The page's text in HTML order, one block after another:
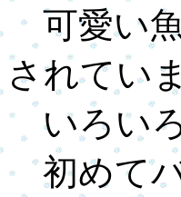
可愛い魚
されてい
いろいろ
初めてバ